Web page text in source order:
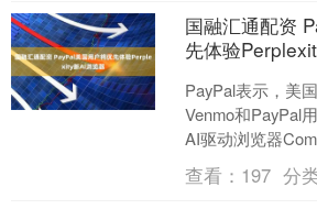
国融汇通配资
先体验
PayPal表示，美
Venmo和PayPal
AI驱动浏览器
免费试用该初创
查看： 197 分